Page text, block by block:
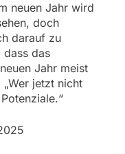
neuen Jahr wird
doch
darauf zu
dass das
Jahr meist
jetzt nicht